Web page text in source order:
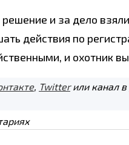
и за дело
действия по
и охотник
, Twitterили канал в